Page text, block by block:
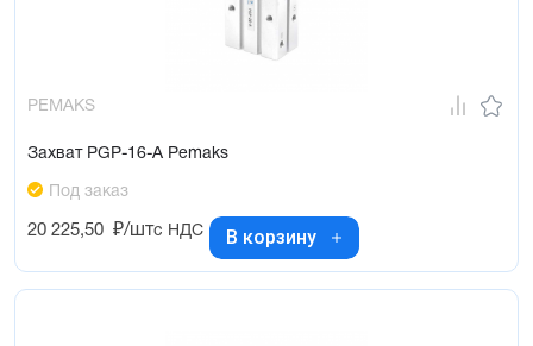
PEMAKS
Захват PGP-16-A Pemaks
Под заказ
20 225,50 ₽/штс НДС В корзину